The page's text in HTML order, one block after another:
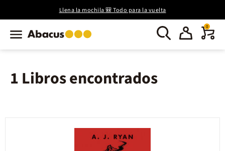
Llena la mochila 🎒 Todo para la vuelta
0
1 Libros encontrados